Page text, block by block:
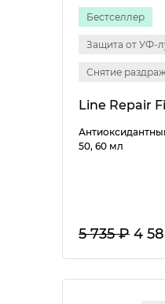
Бестселлер
Защита от УФ-
Снятие
50, 60 мл
5 735 ₽ 4